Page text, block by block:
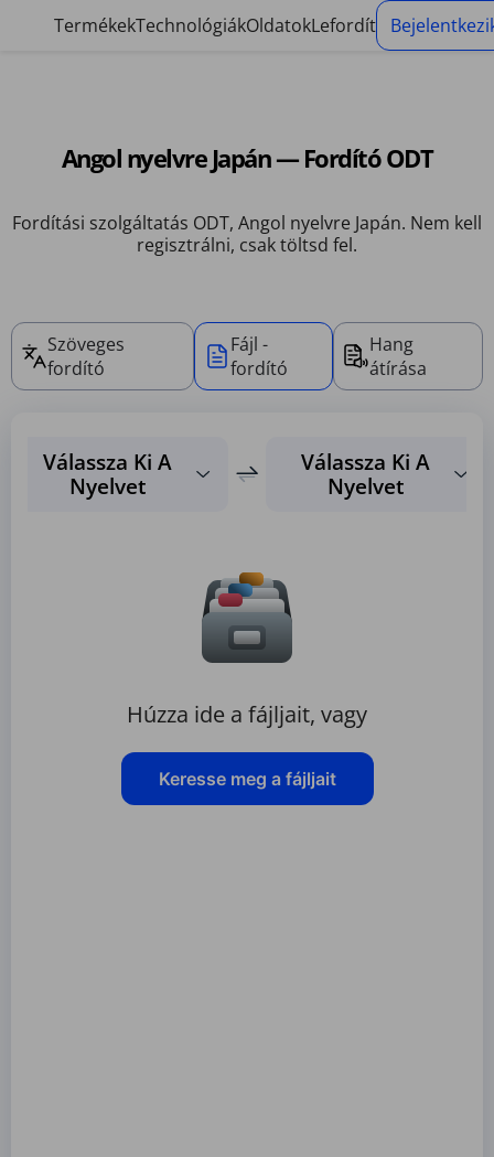
TermékekTechnológiákOldatokLefordít
Angol nyelvre Japán — Fordító ODT
Fordítási szolgáltatás ODT, Angol nyelvre Japán. Nem kell
regisztrálni, csak töltsd fel.
Szöveges
fordító
Fájl -
fordító
Hang
átírása
Válassza Ki A
Nyelvet
Válassza Ki A
Nyelvet
Húzza ide a fájljait, vagy
Keresse meg a fájljait